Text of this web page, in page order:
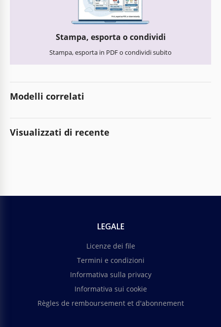
Stampa, esporta o condividi
Stampa, esporta in PDF o condividi subito
Modelli correlati
Visualizzati di recente
LEGALE
Licenze dei file
Termini e condizioni
Informativa sulla privacy
Informativa sui cookie
Règles de remboursement et d'abonnement